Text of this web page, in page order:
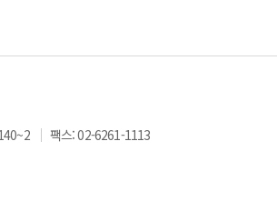
팩스: 02-6261-1113